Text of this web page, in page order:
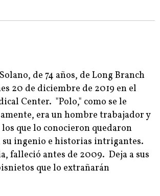
de 74 años, de Long Branch
20 de diciembre de 2019 en el
Center. "Polo," como se le
era un hombre trabajador y
que lo conocieron quedaron
su ingenio e historias intrigantes.
falleció antes de 2009. Deja a sus
que lo extrañarán